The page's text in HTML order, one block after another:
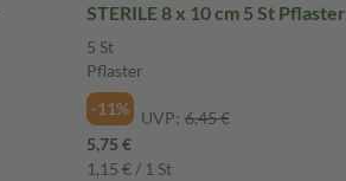
STERILE 8 x 10 cm 5 St Pflaster
5 St
Pflaster
-11%
UVP: 6,45 €
5,75 €
1,15 € / 1 St